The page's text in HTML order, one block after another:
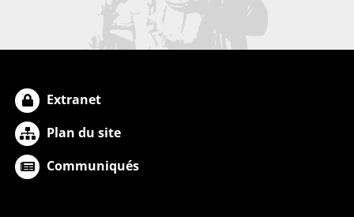
Extranet
Plan du site
Communiqués